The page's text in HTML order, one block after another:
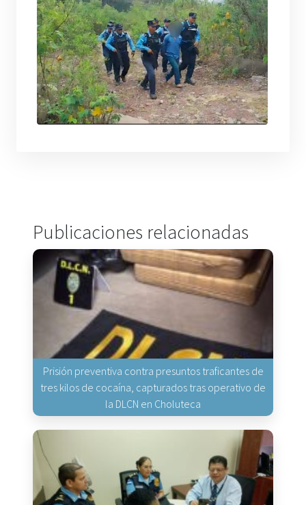
Publicaciones relacionadas
Prisión preventiva contra presuntos traficantes de
tres kilos de cocaína, capturados tras operativo de
la DLCN en Choluteca